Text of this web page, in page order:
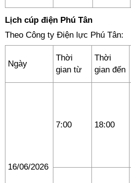
Lịch cúp điện Phú Tân
Theo Công ty Điện lực Phú Tân:
Ngày
Thời
gian từ
Thời
gian đến
16/06/2026
7:00 18:00